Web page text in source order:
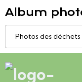
Album
Photos des